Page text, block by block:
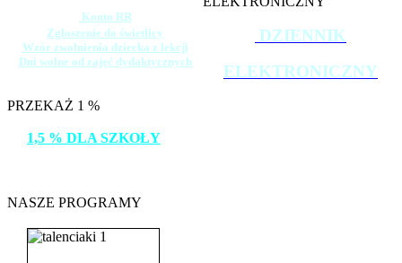
Konto RR
Zgłoszenie do świetlicy
Wzór zwolnienia dziecka z lekcji
Dni wolne od zajęć dydaktycznych
DZIENNIK
ELEKTRONICZNY
PRZEKAŻ 1 %
1,5 % DLA SZKOŁY
NASZE PROGRAMY